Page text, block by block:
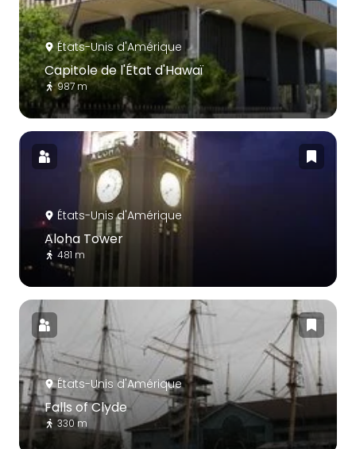
États-Unis d'Amérique
Capitole de l'État d'Hawaï
987 m
États-Unis d'Amérique
Aloha Tower
481 m
États-Unis d'Amérique
Falls of Clyde
330 m